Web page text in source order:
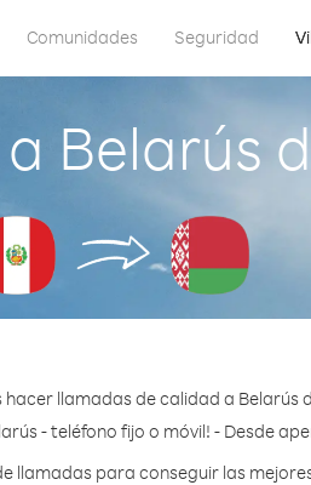
Comunidades Seguridad
Belarús
hacer llamadas de calidad a Belarús
- teléfono fijo o móvil! - Desde
llamadas para conseguir las